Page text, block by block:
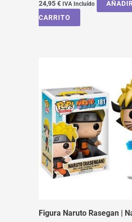
24,95€ IVA Incluído
CARRITO
Figura Naruto Rasegan |